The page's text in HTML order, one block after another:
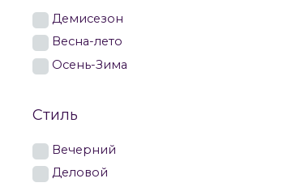
Демисезон
Весна-лето
Осень-Зима
Стиль
Вечерний
Деловой